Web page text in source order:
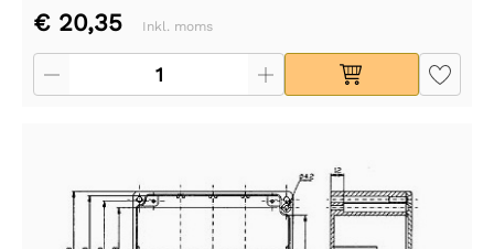
€ 20,35 Inkl. moms